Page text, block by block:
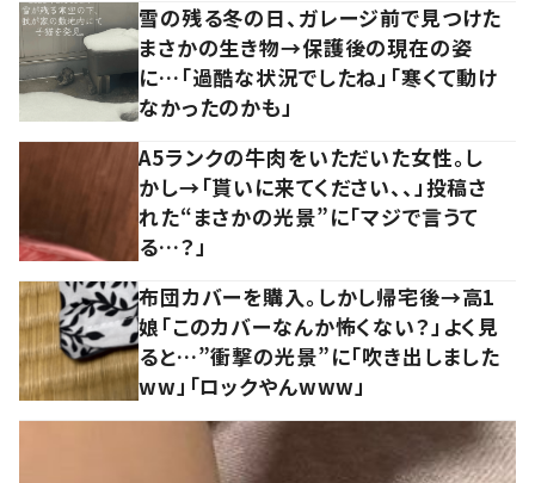
雪の残る冬の日、ガレージ前で見つけた
まさかの生き物→保護後の現在の姿
に…「過酷な状況でしたね」「寒くて動け
なかったのかも」
A5ランクの牛肉をいただいた女性。し
かし→「貰いに来てください、、」投稿さ
れた“まさかの光景”に「マジで言うて
る…？」
布団カバーを購入。しかし帰宅後→高1
娘「このカバーなんか怖くない？」よく見
ると…”衝撃の光景”に「吹き出しました
ww」「ロックやんwww」